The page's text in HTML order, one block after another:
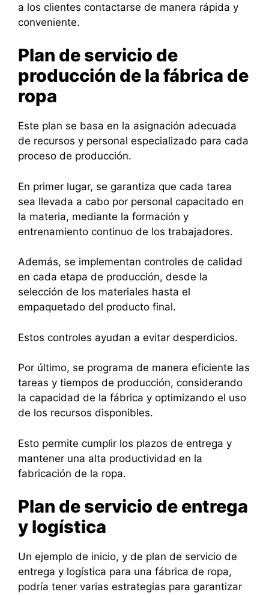
a los clientes contactarse de manera rápida y
conveniente.
Plan de servicio de
producción de la fábrica de
ropa
Este plan se basa en la asignación adecuada
de recursos y personal especializado para cada
proceso de producción.
En primer lugar, se garantiza que cada tarea
sea llevada a cabo por personal capacitado en
la materia, mediante la formación y
entrenamiento continuo de los trabajadores.
Además, se implementan controles de calidad
en cada etapa de producción, desde la
selección de los materiales hasta el
empaquetado del producto final.
Estos controles ayudan a evitar desperdicios.
Por último, se programa de manera eficiente las
tareas y tiempos de producción, considerando
la capacidad de la fábrica y optimizando el uso
de los recursos disponibles.
Esto permite cumplir los plazos de entrega y
mantener una alta productividad en la
fabricación de la ropa.
Plan de servicio de entrega
y logística
Un ejemplo de inicio, y de plan de servicio de
entrega y logística para una fábrica de ropa,
podría tener varias estrategias para garantizar